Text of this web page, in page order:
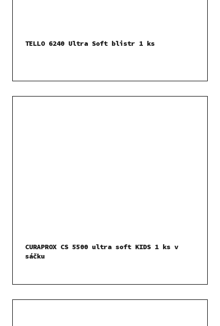
TELLO 6240 Ultra Soft blistr 1 ks
CURAPROX CS 5500 ultra soft KIDS 1 ks v
sáčku